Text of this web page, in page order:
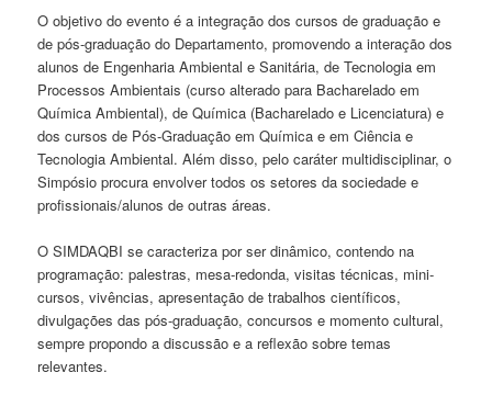
O objetivo do evento é a integração dos cursos de graduação e
de pós-graduação do Departamento, promovendo a interação dos
alunos de Engenharia Ambiental e Sanitária, de Tecnologia em
Processos Ambientais (curso alterado para Bacharelado em
Química Ambiental), de Química (Bacharelado e Licenciatura) e
dos cursos de Pós-Graduação em Química e em Ciência e
Tecnologia Ambiental. Além disso, pelo caráter multidisciplinar, o
Simpósio procura envolver todos os setores da sociedade e
profissionais/alunos de outras áreas.
O SIMDAQBI se caracteriza por ser dinâmico, contendo na
programação: palestras, mesa-redonda, visitas técnicas, mini-
cursos, vivências, apresentação de trabalhos científicos,
divulgações das pós-graduação, concursos e momento cultural,
sempre propondo a discussão e a reflexão sobre temas
relevantes.